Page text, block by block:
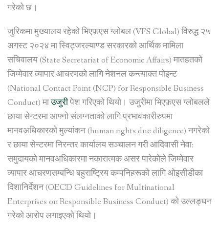
गरेको छ।
जुरिकमा मुख्यालय रहेको भिएफ़एस ग्लोबल (VFS Global) विरुद्ध २५
अगस्ट २०२४ मा स्विट्जरल्याण्ड सरकारको आर्थिक मामिला
सचिवालय (State Secretariat of Economic Affairs) मातहतको
जिम्मेवार व्यापार आचरणको लागि नेशनल कन्त्याक्त पोइन्ट
(National Contact Point (NCP) for Responsible Business
Conduct) माउजुरीपेश गरिएको थियो। उजुरीमा भिएफ़एस ग्लोबलले
छाया सेन्टरमा आफ्नो संलग्नताको लागि प्रभावकारीरुपमा
मानवअधिकारको मुल्यांकन (human rights due diligence) नगरेको
र छाया सेन्टरमा निरन्तर कार्यालय सञ्चालन गरी आदिवासी नेवा:
समुदायको मानवअधिकारमा नकारात्मक असर पारेकोले जिम्मेवार
व्यापार आचरणसम्बन्धि बहुराष्ट्रिय कम्पनिहरूको लागि ओइसीडीका
दिशानिर्देशन (OECD Guidelines for Multinational
Enterprises on Responsible Business Conduct) को उल्लङ्घन
गरेको आरोप लगाइएको थियो।